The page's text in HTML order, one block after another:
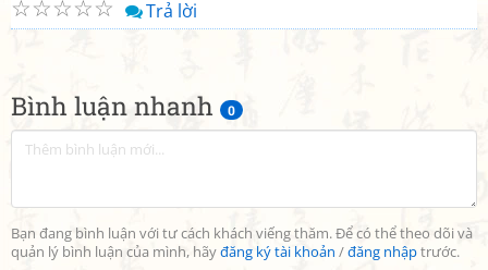
Bình luận nhanh 0
Bạn đang bình luận với tư cách khách viếng thăm. Để có thể theo dõi và
quản lý bình luận của mình, hãyđăng ký tài khoản /đăng nhậptrước.
☆
☆
☆
☆
☆ Trả lời